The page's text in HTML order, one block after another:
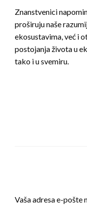
Znanstvenici
proširuju naše
ekosustavima, već i
postojanja života u
tako i u svemiru.
Vaša adresa e-pošte